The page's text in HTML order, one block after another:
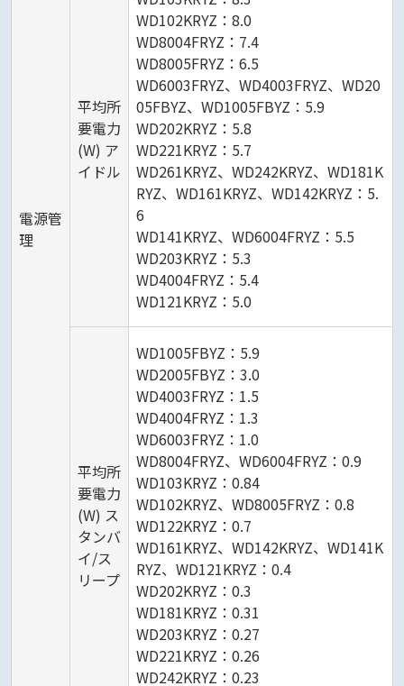
電源管
理
平均所
要電力
(W) ア
イドル
WD102KRYZ：8.0
WD8004FRYZ：7.4
WD8005FRYZ：6.5
WD6003FRYZ、WD4003FRYZ、WD20
05FBYZ、WD1005FBYZ：5.9
WD202KRYZ：5.8
WD221KRYZ：5.7
WD261KRYZ、WD242KRYZ、WD181K
RYZ、WD161KRYZ、WD142KRYZ：5.
6
WD141KRYZ、WD6004FRYZ：5.5
WD203KRYZ：5.3
WD4004FRYZ：5.4
WD121KRYZ：5.0
平均所
要電力
(W) ス
タンバ
イ/ス
リープ
WD1005FBYZ：5.9
WD2005FBYZ：3.0
WD4003FRYZ：1.5
WD4004FRYZ：1.3
WD6003FRYZ：1.0
WD8004FRYZ、WD6004FRYZ：0.9
WD103KRYZ：0.84
WD102KRYZ、WD8005FRYZ：0.8
WD122KRYZ：0.7
WD161KRYZ、WD142KRYZ、WD141K
RYZ、WD121KRYZ：0.4
WD202KRYZ：0.3
WD181KRYZ：0.31
WD203KRYZ：0.27
WD221KRYZ：0.26
WD242KRYZ：0.23